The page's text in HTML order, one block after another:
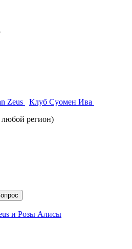
Zeus
Клуб Суомен Ива
любой регион)